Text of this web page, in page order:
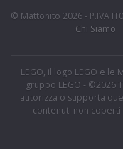
© Mattonito 2026 - P.IVA
Chi Siamo
LEGO, il logo LEGO e
gruppo LEGO - ©2026
autorizza o supporta
contenuti non